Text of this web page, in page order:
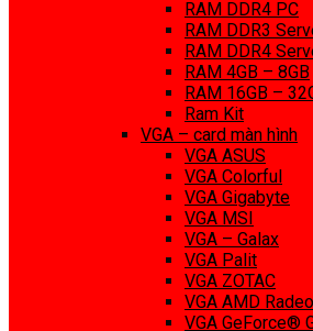
RAM DDR4 PC
RAM DDR3
RAM DDR4
RAM 4GB – 8GB
RAM 16GB –
Ram Kit
VGA – card màn hình
VGA ASUS
VGA Colorful
VGA Gigabyte
VGA MSI
VGA – Galax
VGA Palit
VGA ZOTAC
VGA AMD
VGA GeForce®